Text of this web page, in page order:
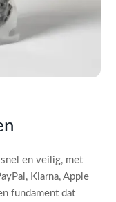
en veilig, met
Klarna, Apple
fundament dat